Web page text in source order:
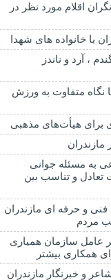
اقلام مورد نظر در
با خانواده های شهدا
، آرد و ناندز
نگاه متفاوت به ورزش
برای هیأت‌های مذهبی
مازندران
به مسئله جوانی
و تناسب بین
و حرفه ای مازندران
مردم
عامل سازمان همیاری
همکاری بیشتر
و خبرنگار مازندران